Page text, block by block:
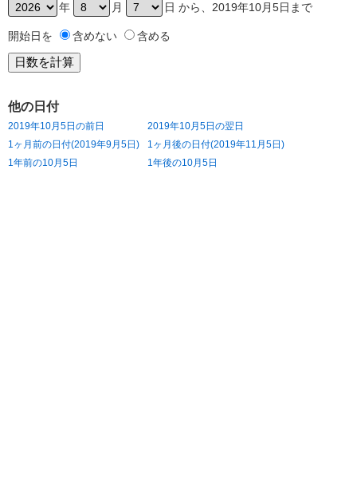
年 月 日 から、2019年10月5日まで
開始日を 含めない 含める
他の日付
2019年10月5日の前日
2019年10月5日の翌日
1ヶ月前の日付(2019年9月5日)
1ヶ月後の日付(2019年11月5日)
1年前の10月5日
1年後の10月5日